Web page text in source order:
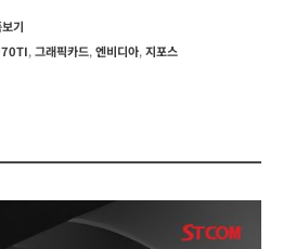
기
,그래픽카드,엔비디아,지포스